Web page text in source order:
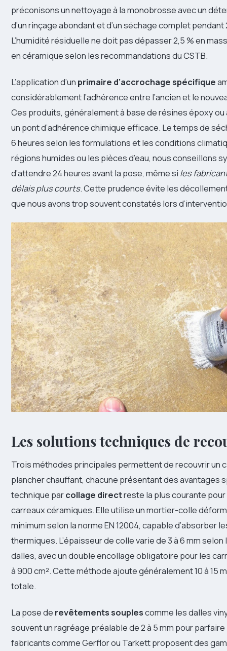
préconisons un nettoyage à la monobrosse avec un
d’un rinçage abondant et d’un séchage complet pendant
L’humidité résiduelle ne doit pas dépasser 2,5 % en
en céramique selon les recommandations du CSTB.
L’application d’un primaire d’accrochage spécifique
considérablement l’adhérence entre l’ancien et le
Ces produits, généralement à base de résines époxy
un pont d’adhérence chimique efficace. Le temps de
6 heures selon les formulations et les conditions
régions humides ou les pièces d’eau, nous conseillons
d’attendre 24 heures avant la pose, même si les
délais plus courts. Cette prudence évite les
que nous avons trop souvent constatés lors
Les solutions techniques de
Trois méthodes principales permettent de recouvrir un
plancher chauffant, chacune présentant des avantages
technique parcollage directreste la plus courante
carreaux céramiques. Elle utilise un mortier-colle
minimum selon la norme EN 12004, capable d’absorber
thermiques. L’épaisseur de colle varie de 3 à 6 mm
dalles, avec un double encollage obligatoire pour les
à 900 cm². Cette méthode ajoute généralement 10 à 15
totale.
La pose de revêtements souplescomme les dalles
souvent un ragréage préalable de 2 à 5 mm pour
fabricants comme Gerflor ou Tarkett proposent des